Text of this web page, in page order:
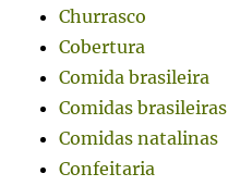
Churrasco
Cobertura
Comida brasileira
Comidas brasileiras
Comidas natalinas
Confeitaria